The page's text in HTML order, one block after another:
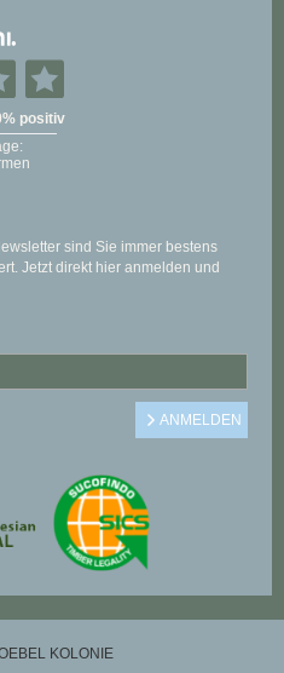
sind Sie immer bestens
Jetzt direkt hier anmelden und
KOLONIE